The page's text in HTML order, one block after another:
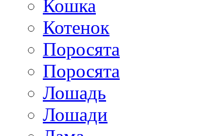
Кошка
Котенок
Поросята
Поросята
Лошадь
Лошади